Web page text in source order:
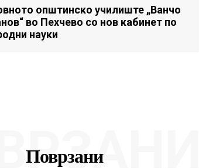
општинско училиште „Ванчо
во Пехчево со нов кабинет по
науки
Поврзани